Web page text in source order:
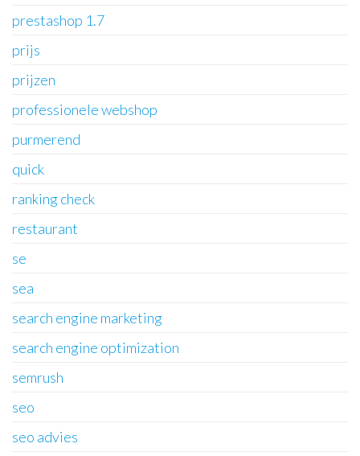
prestashop 1.7
prijs
prijzen
professionele webshop
purmerend
quick
ranking check
restaurant
se
sea
search engine marketing
search engine optimization
semrush
seo
seo advies